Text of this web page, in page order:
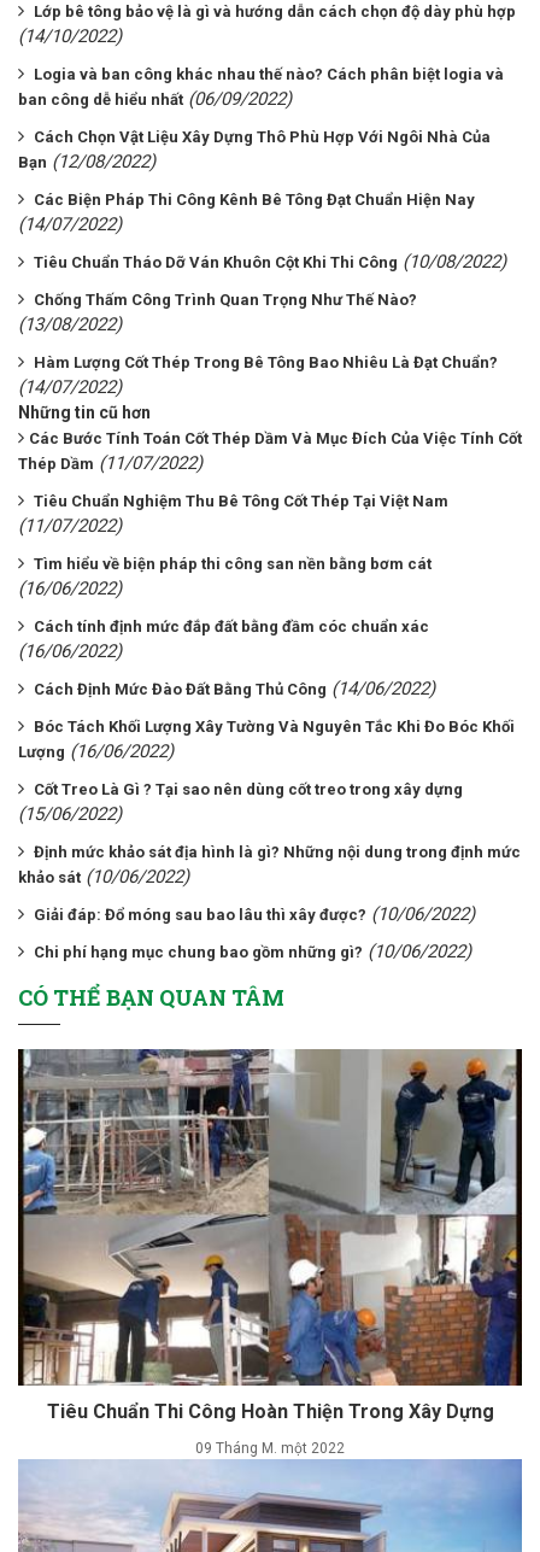
Lớp bê tông bảo vệ là gì và hướng dẫn cách chọn độ dày phù hợp
(14/10/2022)
Logia và ban công khác nhau thế nào? Cách phân biệt logia và
ban công dễ hiểu nhất (06/09/2022)
Cách Chọn Vật Liệu Xây Dựng Thô Phù Hợp Với Ngôi Nhà Của
Bạn (12/08/2022)
Các Biện Pháp Thi Công Kênh Bê Tông Đạt Chuẩn Hiện Nay
(14/07/2022)
Tiêu Chuẩn Tháo Dỡ Ván Khuôn Cột Khi Thi Công (10/08/2022)
Chống Thấm Công Trình Quan Trọng Như Thế Nào?
(13/08/2022)
Hàm Lượng Cốt Thép Trong Bê Tông Bao Nhiêu Là Đạt Chuẩn?
(14/07/2022)
Những tin cũ hơn
​​​​​​​Các Bước Tính Toán Cốt Thép Dầm Và Mục Đích Của Việc Tính Cốt
Thép Dầm (11/07/2022)
Tiêu Chuẩn Nghiệm Thu Bê Tông Cốt Thép Tại Việt Nam
(11/07/2022)
Tìm hiểu về biện pháp thi công san nền bằng bơm cát
(16/06/2022)
Cách tính định mức đắp đất bằng đầm cóc chuẩn xác
(16/06/2022)
Cách Định Mức Đào Đất Bằng Thủ Công (14/06/2022)
Bóc Tách Khối Lượng Xây Tường Và Nguyên Tắc Khi Đo Bóc Khối
Lượng (16/06/2022)
Cốt Treo Là Gì ? Tại sao nên dùng cốt treo trong xây dựng
(15/06/2022)
Định mức khảo sát địa hình là gì? Những nội dung trong định mức
khảo sát (10/06/2022)
Giải đáp: Đổ móng sau bao lâu thì xây được? (10/06/2022)
Chi phí hạng mục chung bao gồm những gì? (10/06/2022)
CÓ THỂ BẠN QUAN TÂM
Tiêu Chuẩn Thi Công Hoàn Thiện Trong Xây Dựng
09 Tháng M. một 2022